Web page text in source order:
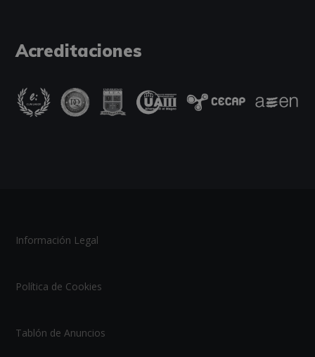
Acreditaciones
Información Legal
Política de Cookies
Tablón de Anuncios